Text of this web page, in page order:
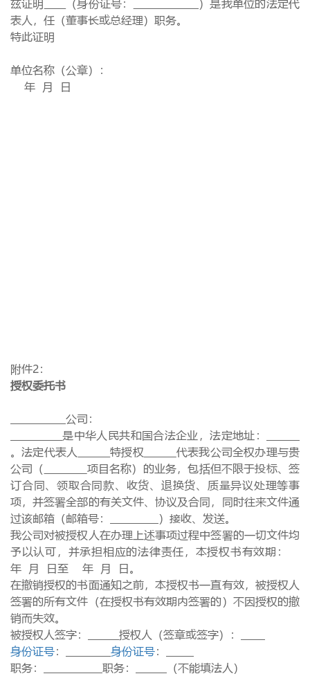
兹证明 （身份证号：
）是我单位的法定代
表人，任（董事长或总经理）职务。
特此证明
单位名称（公章）：
年 月 日
附件2：
授权委托书
公司：
是中华人民共和国合法企业，法定地址：
。法定代表人
特授权
代表我公司全权办理与贵
公司（
项目名称）的业务，包括但不限于投标、签
订合同、领取合同款、收货、退换货、质量异议处理等事
项，并签署全部的有关文件、协议及合同，同时往来文件通
过该邮箱（邮箱号：
）接收、发送。
我公司对被授权人在办理上述事项过程中签署的一切文件均
予以认可，并承担相应的法律责任，本授权书有效期：
年 月 日至 年 月
日。
在撤销授权的书面通知之前，本授权书一直有效，被授权人
签署的所有文件（在授权书有效期内签署的）不因授权的撤
销而失效。
被授权人签字：
授权人（签章或签字）：
身份证号： 身份证号：
职务：
职务：
（不能填法人）